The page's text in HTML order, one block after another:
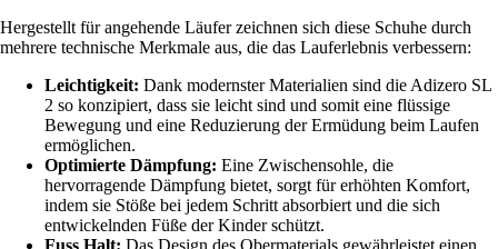
Hergestellt für angehende Läufer zeichnen sich diese Schuhe durch
mehrere technische Merkmale aus, die das Lauferlebnis verbessern:
Leichtigkeit: Dank modernster Materialien sind die Adizero SL
2 so konzipiert, dass sie leicht sind und somit eine flüssige
Bewegung und eine Reduzierung der Ermüdung beim Laufen
ermöglichen.
Optimierte Dämpfung: Eine Zwischensohle, die
hervorragende Dämpfung bietet, sorgt für erhöhten Komfort,
indem sie Stöße bei jedem Schritt absorbiert und die sich
entwickelnden Füße der Kinder schützt.
Fuss Halt: Das Design des Obermaterials gewährleistet einen